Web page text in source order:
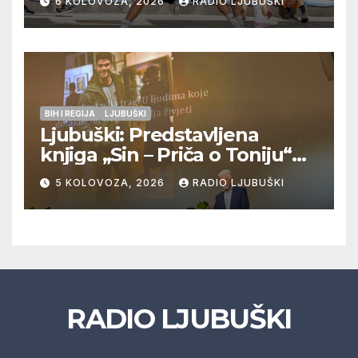
Veljaci i Cerno/Crnopod u
doigravanju, Grljevići završili
natjecanje
BIH I REGIJA LJUBUŠKI
Ljubuški: Predstavljena
knjiga „Sin – Priča o Toniju“
dr. sc. Zdenka Hercega
5 KOLOVOZA, 2026 RADIO LJUBUŠKI
RADIO LJUBUŠKI